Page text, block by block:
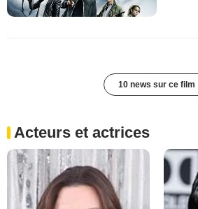
10 news sur ce film
Acteurs et actrices